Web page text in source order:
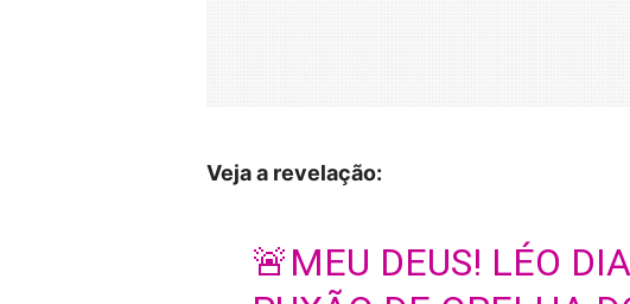
Veja a revelação:
🚨MEU DEUS! LÉO